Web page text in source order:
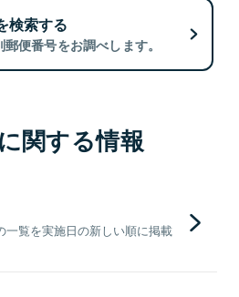
検索する
便番号をお調べします。
関する情報
覧を実施日の新しい順に掲載